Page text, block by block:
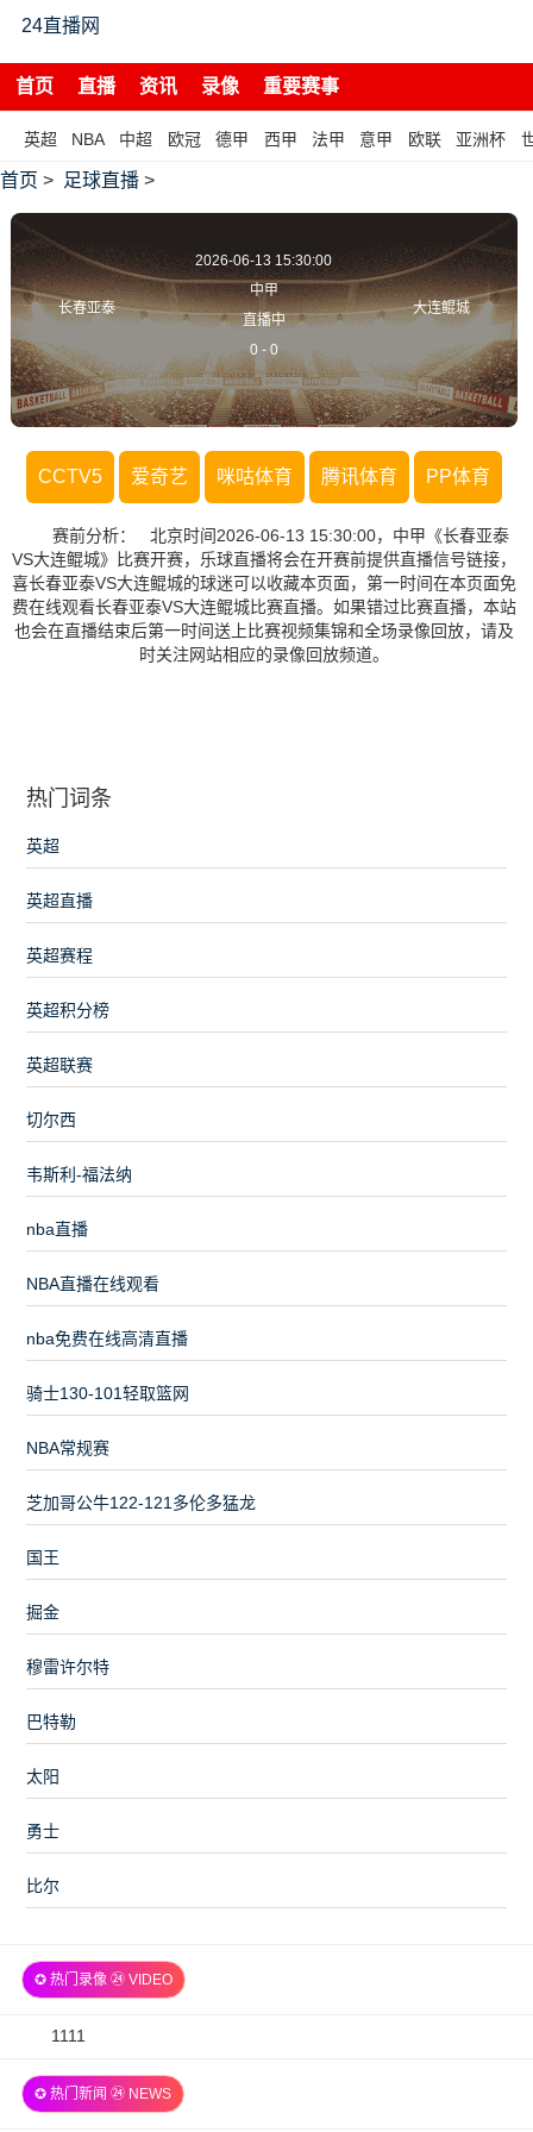
24直播网
首页 直播 资讯 录像 重要赛事
英超 NBA 中超 欧冠 德甲 西甲 法甲 意甲 欧联 亚洲杯
首页 > 足球直播 >
长春亚泰
2026-06-13 15:30:00
中甲
直播中
0 - 0
大连鲲城
CCTV5 爱奇艺 咪咕体育 腾讯体育 PP体育
赛前分析： 北京时间2026-06-13 15:30:00，中甲《长春亚泰
VS大连鲲城》比赛开赛，乐球直播将会在开赛前提供直播信号链接，
喜长春亚泰VS大连鲲城的球迷可以收藏本页面，第一时间在本页面免
费在线观看长春亚泰VS大连鲲城比赛直播。如果错过比赛直播，本站
也会在直播结束后第一时间送上比赛视频集锦和全场录像回放，请及
时关注网站相应的录像回放频道。
热门词条
英超
英超直播
英超赛程
英超积分榜
英超联赛
切尔西
韦斯利-福法纳
nba直播
NBA直播在线观看
nba免费在线高清直播
骑士130-101轻取篮网
NBA常规赛
芝加哥公牛122-121多伦多猛龙
国王
掘金
穆雷许尔特
巴特勒
太阳
勇士
比尔
✪ 热门录像 ㉔ VIDEO
2026-
06
1111
✪ 热门新闻 ㉔ NEWS